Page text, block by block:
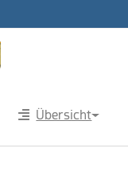
Übersicht